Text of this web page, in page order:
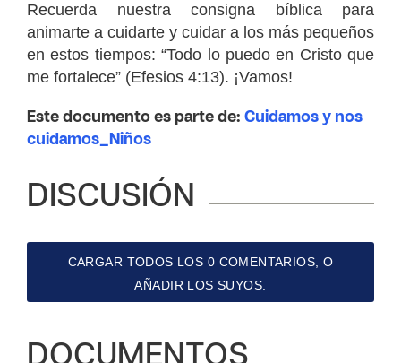
Recuerda nuestra consigna bíblica para
animarte a cuidarte y cuidar a los más pequeños
en estos tiempos: “Todo lo puedo en Cristo que
me fortalece” (Efesios 4:13). ¡Vamos!
Este documento es parte de: Cuidamos y nos
cuidamos_Niños
DISCUSIÓN
CARGAR TODOS LOS 0 COMENTARIOS, O
AÑADIR LOS SUYOS.